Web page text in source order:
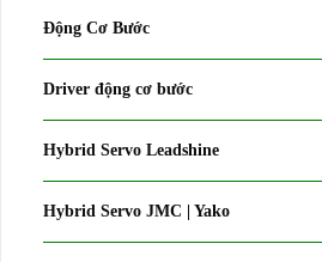
Động Cơ Bước
Driver động cơ bước
Hybrid Servo Leadshine
Hybrid Servo JMC | Yako